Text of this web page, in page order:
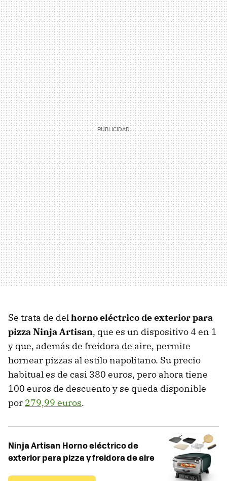
Se trata de delhorno eléctrico de exterior para
pizzaNinjaArtisan, que es un dispositivo 4 en 1
y que, además de freidora de aire, permite
hornear pizzas al estilo napolitano. Su precio
habitual es de casi 380 euros, pero ahora tiene
100 euros de descuento y se queda disponible
por 279,99 euros.
Ninja Artisan Horno eléctrico de
exterior para pizza y freidora de aire